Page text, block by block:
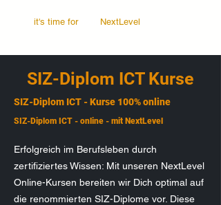
it's time for NextLevel
SIZ-Diplom ICT Kurse
SIZ-Diplom ICT - Kurse 100% online
SIZ-Diplom ICT - online - mit NextLevel
Erfolgreich im Berufsleben durch
zertifiziertes Wissen: Mit unseren NextLevel
Online-Kursen bereiten wir Dich optimal auf
die renommierten SIZ-Diplome vor. Diese